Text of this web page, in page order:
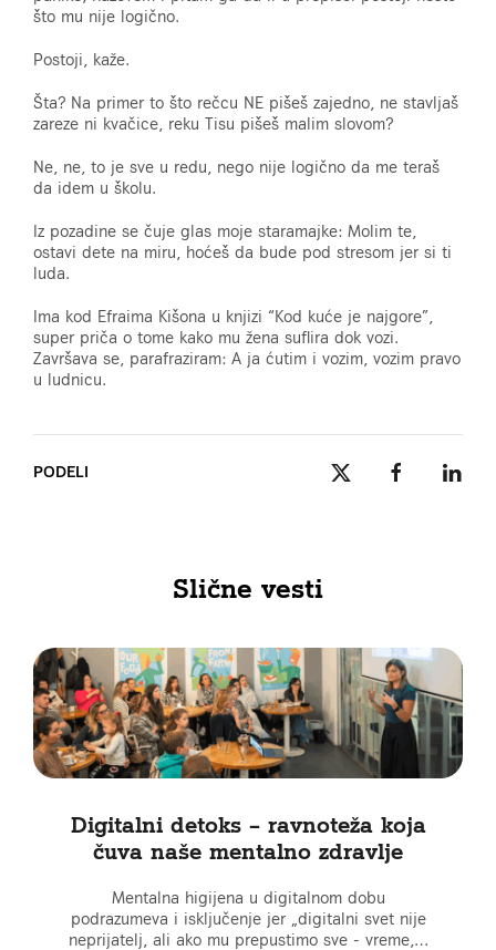
što mu nije logično.
Postoji, kaže.
Šta? Na primer to što rečcu NE pišeš zajedno, ne stavljaš
zareze ni kvačice, reku Tisu pišeš malim slovom?
Ne, ne, to je sve u redu, nego nije logično da me teraš
da idem u školu.
Iz pozadine se čuje glas moje staramajke: Molim te,
ostavi dete na miru, hoćeš da bude pod stresom jer si ti
luda.
Ima kod Efraima Kišona u knjizi “Kod kuće je najgore”,
super priča o tome kako mu žena suflira dok vozi.
Završava se, parafraziram: A ja ćutim i vozim, vozim pravo
u ludnicu.
PODELI
Slične vesti
Digitalni detoks – ravnoteža koja
čuva naše mentalno zdravlje
Mentalna higijena u digitalnom dobu
podrazumeva i isključenje jer „digitalni svet nije
neprijatelj, ali ako mu prepustimo sve - vreme,…